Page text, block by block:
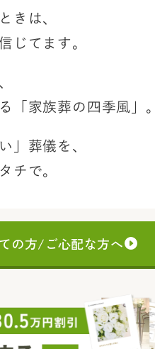
きは、
じてます。
「家族葬の四季風」。
」葬儀を、
チで。
の方/ご心配な方へ